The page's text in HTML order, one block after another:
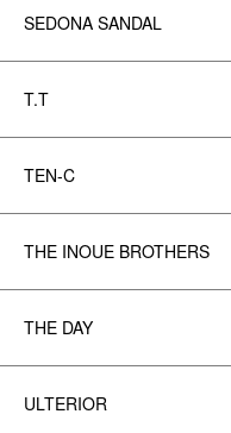
SEDONA SANDAL
T.T
TEN-C
THE INOUE BROTHERS
THE DAY
ULTERIOR